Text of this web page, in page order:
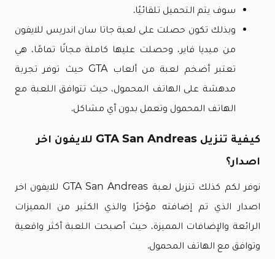
سوف يتم التحميل تلقائيًا.
وبذلك تكون حصلت على لعبة جاتا سان اندريس للايفون
من ميديا فاير، وحصلت عليها كاملة مجانًا تمامًا، هي
تعتبر أضخم لعبة من ألعاب GTA حيث توفر تجربة
مدهشة على الهاتف المحمول، حيث تتوافق اللعبة مع
الهاتف المحمول وتعمل بدون أي مشاكل.
كيفية تنزيل GTA San Andreas للايفون اخر
اصدار؟
نوفر لكم كذلك تنزيل لعبة GTA San Andreas للايفون اخر
اصدار الذي تم إضافته مؤخرًا والذي الكثير من المميزات
الرائعة والإضافات المميزة، حيث أصبحت اللعبة أكثر واقعية
وتوافق مع الهاتف المحمول.